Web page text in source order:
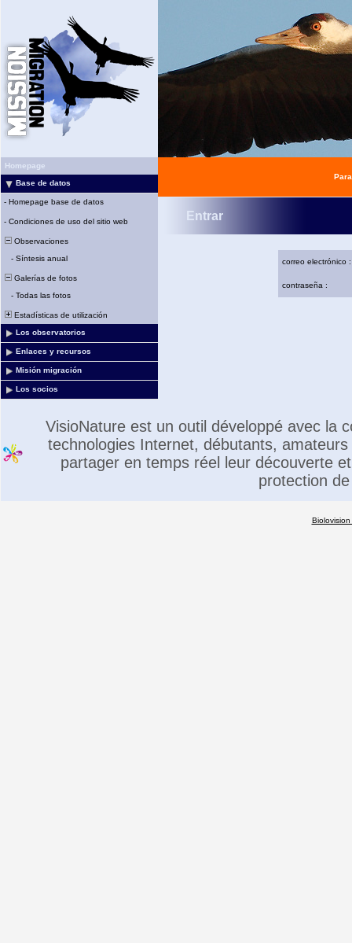
Homepage
Base de datos
- Homepage base de datos
- Condiciones de uso del sitio web
Observaciones
- Síntesis anual
Galerías de fotos
- Todas las fotos
Estadísticas de utilización
Los observatorios
Enlaces y recursos
Misión migración
Los socios
Entrar
correo electrónico :
contraseña :
VisioNature est un outil développé avec la
technologies Internet, débutants,
partager en temps réel leur découverte
protection
Biolovision